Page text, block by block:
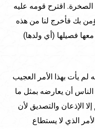
اقترح قومه عليه
بك فأخرج لنا من هذه
فصيلها (أي ولدها)
لم يأت بهذا الأمر العجيب
أن يعارضه بمثل ما
الإذعان والتصديق لأن
الذي لا يستطاع